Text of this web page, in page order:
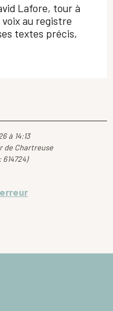
Lafore, tour à
au registre
textes précis,
à 14:13
de Chartreuse
614724)